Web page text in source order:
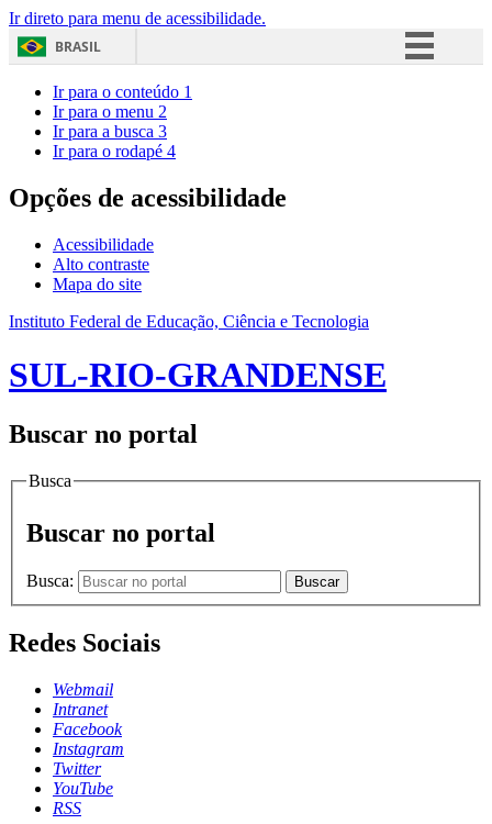
Ir direto para menu de acessibilidade.
BRASIL
Acesso à informação
Ir para o conteúdo 1
Ir para o menu 2
Ir para a busca 3
Ir para o rodapé 4
Opções de acessibilidade
Acessibilidade
Alto contraste
Mapa do site
Instituto Federal de Educação, Ciência e Tecnologia
SUL-RIO-GRANDENSE
Buscar no portal
Busca
Buscar no portal
Busca: Buscar
Redes Sociais
Webmail
Intranet
Facebook
Instagram
Twitter
YouTube
RSS